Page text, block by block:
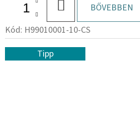
KOSÁRBABŐVEBBEN
Kód: H99010001-10-CS
Tipp